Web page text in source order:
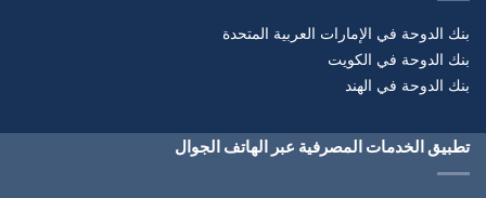
بنك الدوحة في الإمارات العربية المتحدة
بنك الدوحة في الكويت
بنك الدوحة في الهند
تطبيق الخدمات المصرفية عبر الهاتف الجوال